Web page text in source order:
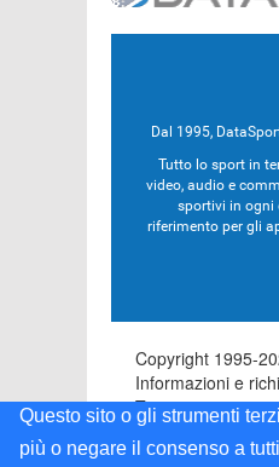
Questo sito o gli strumenti
più o negare il consenso a
Dal 1995,
Tutto lo sport in
video, audio e
sportivi in ogni
riferimento per gli
Copyright 1995-
Informazioni e
Testata registrata